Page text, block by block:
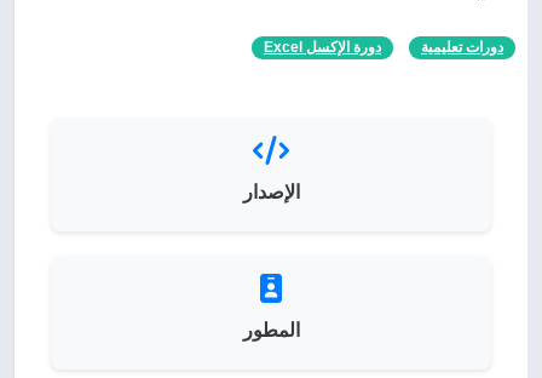
دورات تعليمية دورة الإكسل Excel
الإصدار
المطور